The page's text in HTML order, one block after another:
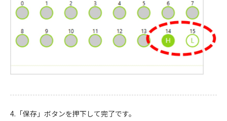
4.「保存」ボタンを押下して完了です。